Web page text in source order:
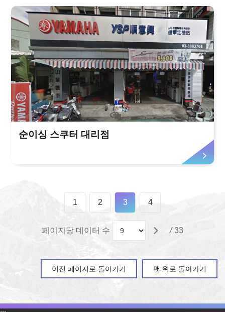
순이싱 스쿠터 대리점
1 2 3 4
페이지당 데이터 수 / 33
이전 페이지로 돌아가기 맨 위로 돌아가기